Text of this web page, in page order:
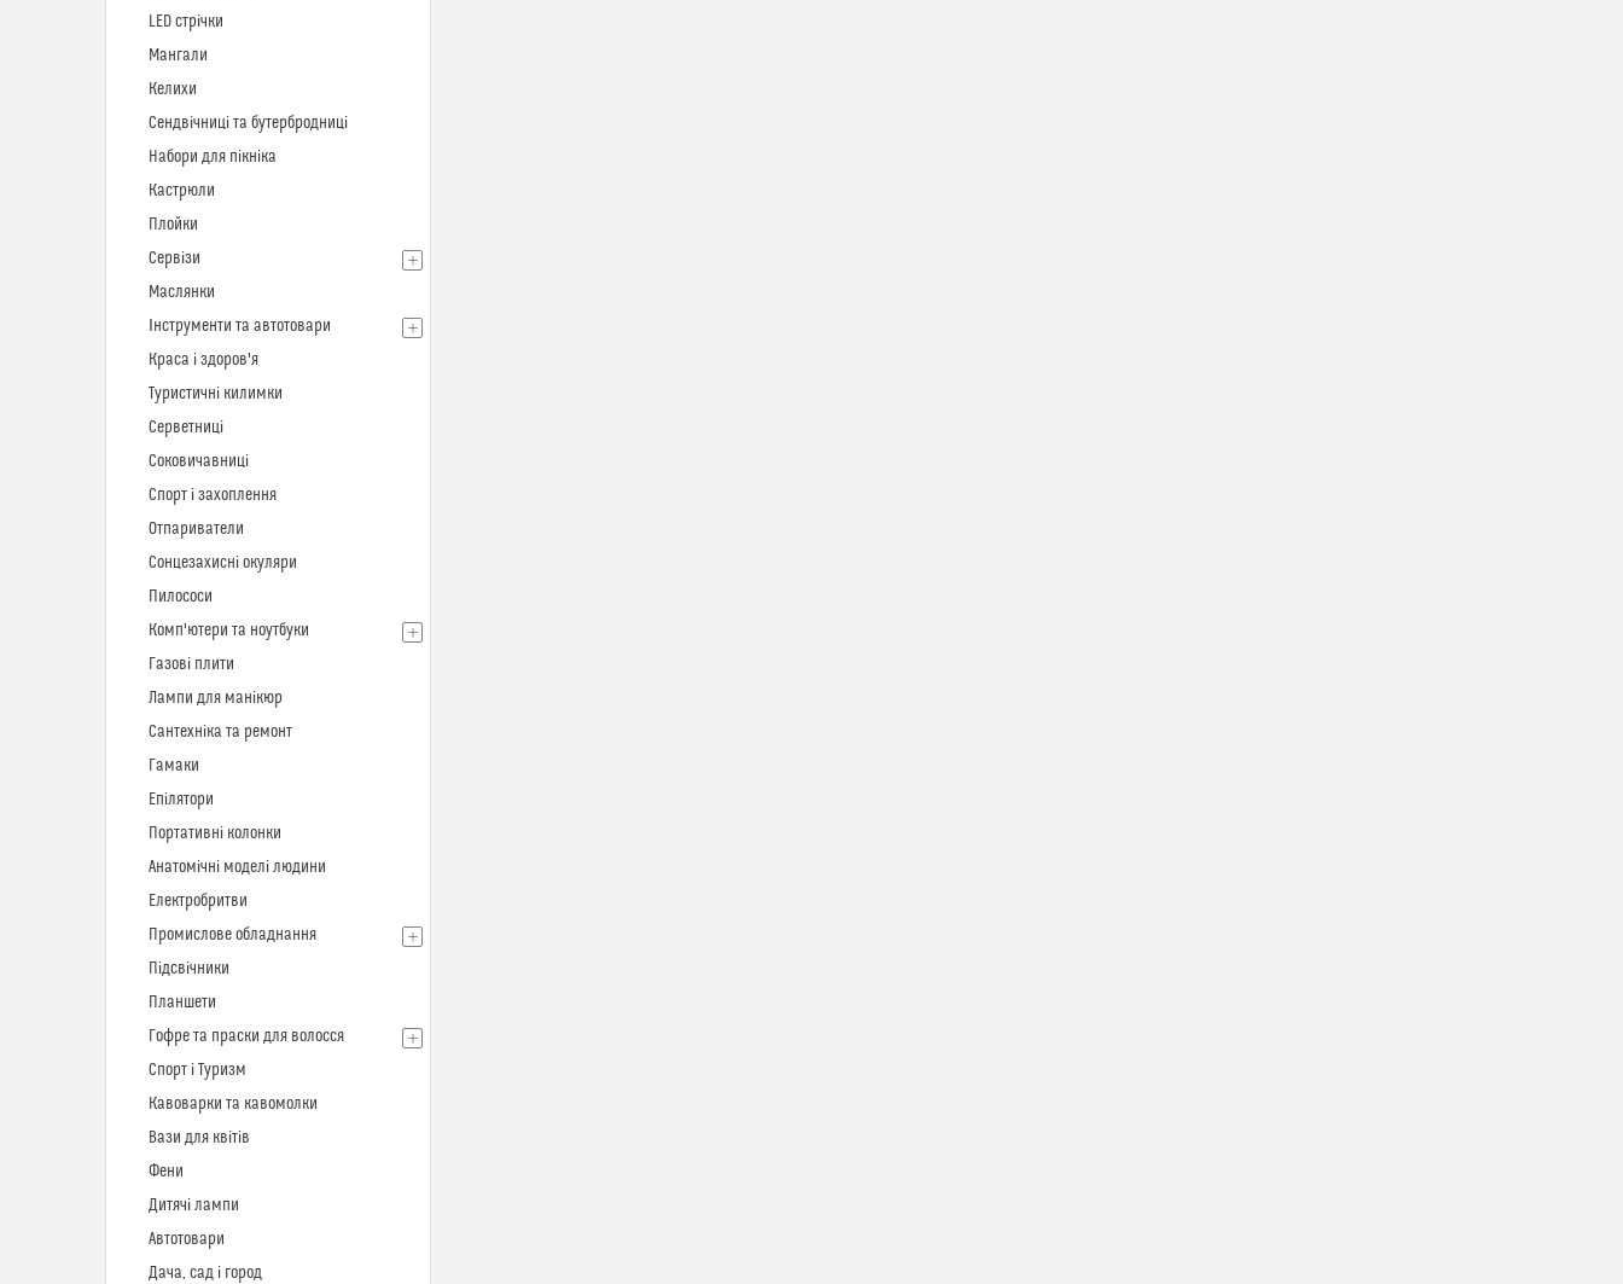
LED стрічки
Мангали
Келихи
Сендвічниці та бутербродниці
Набори для пікніка
Кастрюли
Плойки
Сервізи
Маслянки
Інструменти та автотовари
Краса і здоров'я
Туристичні килимки
Серветниці
Соковичавниці
Спорт і захоплення
Отпариватели
Сонцезахисні окуляри
Пилососи
Комп'ютери та ноутбуки
Газові плити
Лампи для манікюр
Сантехніка та ремонт
Гамаки
Епілятори
Портативні колонки
Анатомічні моделі людини
Електробритви
Промислове обладнання
Підсвічники
Планшети
Гофре та праски для волосся
Спорт і Туризм
Кавоварки та кавомолки
Вази для квітів
Фени
Дитячі лампи
Автотовари
Дача, сад і город